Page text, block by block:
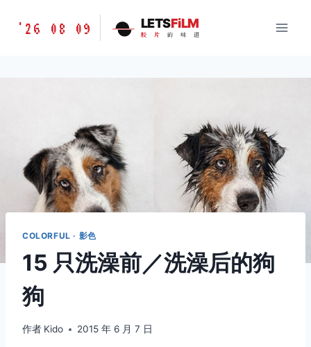
胶
'26 08 09 LETSFiLM
胶 片 的 味 道
COLORFUL · 影色
15 只洗澡前／洗澡后的狗
狗
作者 Kido 2015 年 6 月 7 日